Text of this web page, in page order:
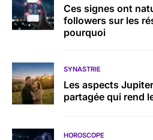
Ces signes ont
followers sur les
pourquoi
SYNASTRIE
Les aspects
partagée qui rend
HOROSCOPE